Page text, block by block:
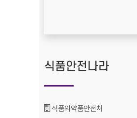
식품안전나라
기관명 :
식품의약품안전처